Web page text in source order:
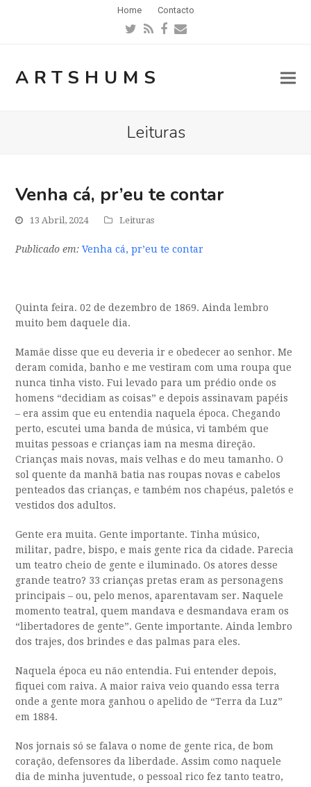
Home Contacto
Twitter
RSSFacebook
Email
ARTSHUMS
Leituras
Venha cá, pr’eu te contar
13 Abril, 2024 Leituras
Publicado em: Venha cá, pr’eu te contar
Quinta feira. 02 de dezembro de 1869. Ainda lembro
muito bem daquele dia.
Mamãe disse que eu deveria ir e obedecer ao senhor. Me
deram comida, banho e me vestiram com uma roupa que
nunca tinha visto. Fui levado para um prédio onde os
homens “decidiam as coisas” e depois assinavam papéis
– era assim que eu entendia naquela época. Chegando
perto, escutei uma banda de música, vi também que
muitas pessoas e crianças iam na mesma direção.
Crianças mais novas, mais velhas e do meu tamanho. O
sol quente da manhã batia nas roupas novas e cabelos
penteados das crianças, e também nos chapéus, paletós e
vestidos dos adultos.
Gente era muita. Gente importante. Tinha músico,
militar, padre, bispo, e mais gente rica da cidade. Parecia
um teatro cheio de gente e iluminado. Os atores desse
grande teatro? 33 crianças pretas eram as personagens
principais – ou, pelo menos, aparentavam ser. Naquele
momento teatral, quem mandava e desmandava eram os
“libertadores de gente”. Gente importante. Ainda lembro
dos trajes, dos brindes e das palmas para eles.
Naquela época eu não entendia. Fui entender depois,
fiquei com raiva. A maior raiva veio quando essa terra
onde a gente mora ganhou o apelido de “Terra da Luz”
em 1884.
Nos jornais só se falava o nome de gente rica, de bom
coração, defensores da liberdade. Assim como naquele
dia de minha juventude, o pessoal rico fez tanto teatro,